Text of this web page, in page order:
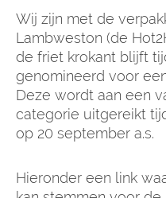
Wij zijn met de
Lambweston (de
de friet krokant blijft
genomineerd voor
Deze wordt aan een
categorie uitgereikt
op 20 september a.s.
Hieronder een link